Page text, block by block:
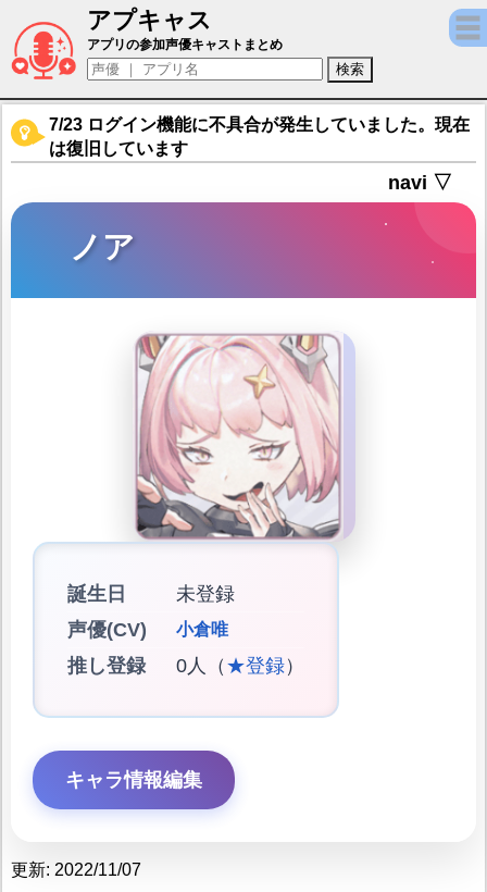
アプキャス
ノア（声優：小倉唯)【勝利の女神：NIKKE
アプリの参加声優キャストまとめ
7/23 ログイン機能に不具合が発生していました。現在
は復旧しています
navi ▽
ノア
誕生日
未登録
声優(CV)
小倉唯
推し登録 0人（ ★登録）
キャラ情報編集
更新: 2022/11/07